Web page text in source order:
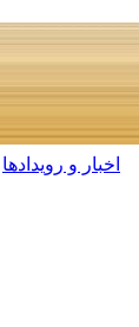
اخبار و رویدادها